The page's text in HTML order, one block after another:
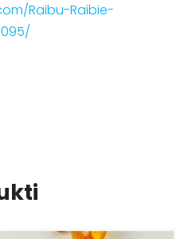
Raibu-Raibie-